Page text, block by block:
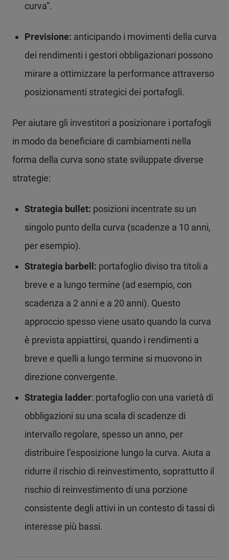
curva”.
Previsione: anticipando i movimenti della curva
dei rendimenti i gestori obbligazionari possono
mirare a ottimizzare la performance attraverso
posizionamenti strategici dei portafogli.
Per aiutare gli investitori a posizionare i portafogli
in modo da beneficiare di cambiamenti nella
forma della curva sono state sviluppate diverse
strategie:
Strategia bullet: posizioni incentrate su un
singolo punto della curva (scadenze a 10 anni,
per esempio).
Strategia barbell: portafoglio diviso tra titoli a
breve e a lungo termine (ad esempio, con
scadenza a 2 anni e a 20 anni). Questo
approccio spesso viene usato quando la curva
è prevista appiattirsi, quando i rendimenti a
breve e quelli a lungo termine si muovono in
direzione convergente.
Strategia ladder: portafoglio con una varietà di
obbligazioni su una scala di scadenze di
intervallo regolare, spesso un anno, per
distribuire l’esposizione lungo la curva. Aiuta a
ridurre il rischio di reinvestimento, soprattutto il
rischio di reinvestimento di una porzione
consistente degli attivi in un contesto di tassi di
interesse più bassi.